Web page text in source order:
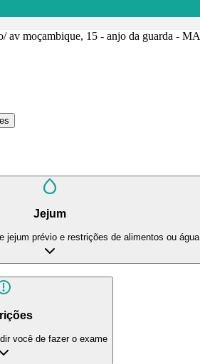
av moçambique, 15 - anjo da guarda - MA
Jejum
jejum prévio e restrições de alimentos ou água
você de fazer o exame